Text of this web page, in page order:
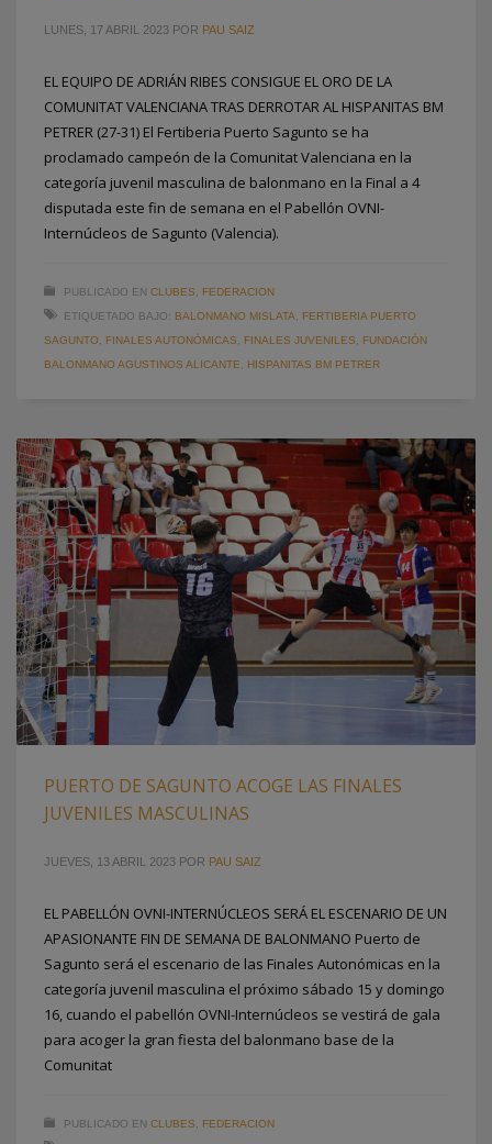
LUNES, 17 ABRIL 2023 POR PAU SAIZ
EL EQUIPO DE ADRIÁN RIBES CONSIGUE EL ORO DE LA
COMUNITAT VALENCIANA TRAS DERROTAR AL HISPANITAS BM
PETRER (27-31) El Fertiberia Puerto Sagunto se ha
proclamado campeón de la Comunitat Valenciana en la
categoría juvenil masculina de balonmano en la Final a 4
disputada este fin de semana en el Pabellón OVNI-
Internúcleos de Sagunto (Valencia).
PUBLICADO EN CLUBES
FEDERACION
ETIQUETADO BAJO: BALONMANO MISLATA
FERTIBERIA PUERTO
SAGUNTO
FINALES AUTONÓMICAS FINALES JUVENILES
FUNDACIÓN
BALONMANO AGUSTINOS ALICANTE
HISPANITAS BM PETRER
PUERTO DE SAGUNTO ACOGE LAS FINALES
JUVENILES MASCULINAS
JUEVES, 13 ABRIL 2023 POR PAU SAIZ
EL PABELLÓN OVNI-INTERNÚCLEOS SERÁ EL ESCENARIO DE UN
APASIONANTE FIN DE SEMANA DE BALONMANO Puerto de
Sagunto será el escenario de las Finales Autonómicas en la
categoría juvenil masculina el próximo sábado 15 y domingo
16, cuando el pabellón OVNI-Internúcleos se vestirá de gala
para acoger la gran fiesta del balonmano base de la
Comunitat
PUBLICADO EN CLUBES
FEDERACION